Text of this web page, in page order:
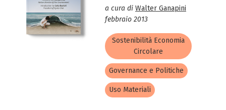
a cura di Walter Ganapini
febbraio 2013
Sostenibilità Economia
Circolare
Governance e Politiche
Uso Materiali